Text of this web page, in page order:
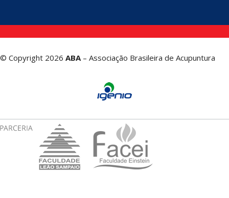
© Copyright 2026 ABA– Associação Brasileira de Acupuntura